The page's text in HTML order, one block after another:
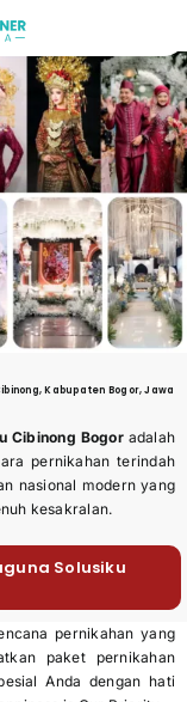
Kabupaten Bogor, Jawa
Cibinong Bogor adalah
pernikahan terindah
nasional modern yang
kesakralan.
Solusiku
pernikahan yang
paket pernikahan
Anda dengan hati